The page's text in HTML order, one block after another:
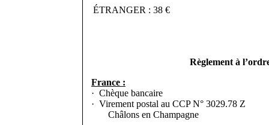
ÉTRANGER : 38 €
Règlement à
France :
· Chèque bancaire
· Virement postal au CCP N° 3029.78 Z
Châlonsen Champagne